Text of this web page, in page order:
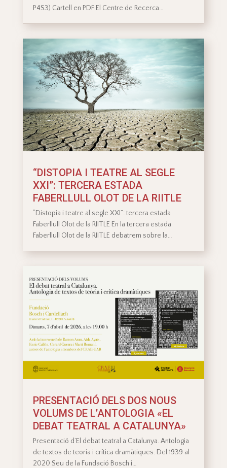
P4S3) Cartell en PDF El Centre de Recerca…
“DISTOPIA I TEATRE AL SEGLE
XXI”: TERCERA ESTADA
FABERLLULL OLOT DE LA RIITLE
“Distopia i teatre al segle XXI”: tercera estada
Faberllull Olot de la RIITLE En la tercera estada
Faberllull Olot de la RIITLE debatrem sobre la…
PRESENTACIÓ DELS DOS NOUS
VOLUMS DE L’ANTOLOGIA «EL
DEBAT TEATRAL A CATALUNYA»
Presentació d’El debat teatral a Catalunya. Antologia
de textos de teoria i crítica dramàtiques. Del 1939 al
2020 Seu de la Fundació Bosch i…